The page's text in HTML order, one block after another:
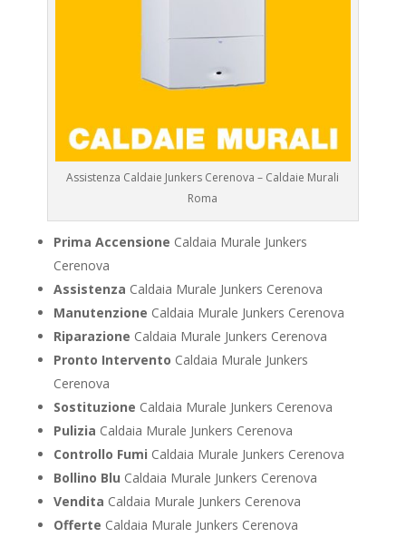
Assistenza Caldaie Junkers Cerenova – Caldaie Murali
Roma
Prima Accensione Caldaia Murale Junkers
Cerenova
Assistenza Caldaia Murale Junkers Cerenova
Manutenzione Caldaia Murale Junkers Cerenova
Riparazione Caldaia Murale Junkers Cerenova
Pronto Intervento Caldaia Murale Junkers
Cerenova
Sostituzione Caldaia Murale Junkers Cerenova
Pulizia Caldaia Murale Junkers Cerenova
Controllo Fumi Caldaia Murale Junkers Cerenova
Bollino Blu Caldaia Murale Junkers Cerenova
Vendita Caldaia Murale Junkers Cerenova
Offerte Caldaia Murale Junkers Cerenova